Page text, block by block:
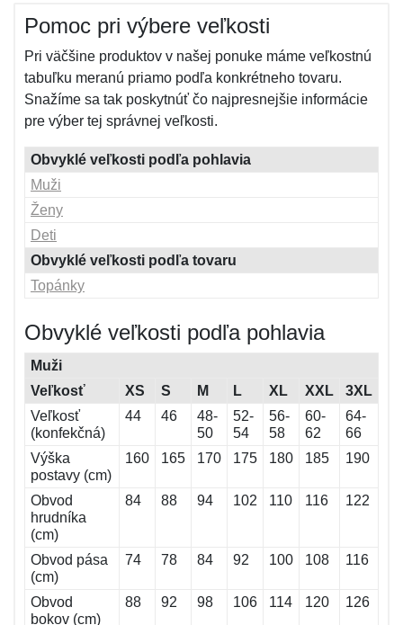
Pomoc pri výbere veľkosti
Pri väčšine produktov v našej ponuke máme veľkostnú
tabuľku meranú priamo podľa konkrétneho tovaru.
Snažíme sa tak poskytnúť čo najpresnejšie informácie
pre výber tej správnej veľkosti.
Obvyklé veľkosti podľa pohlavia
Muži
Ženy
Deti
Obvyklé veľkosti podľa tovaru
Topánky
Obvyklé veľkosti podľa pohlavia
Muži
Veľkosť
XS S M L XL XXL
3XL
Veľkosť
(konfekčná)
44 46
48-
50
52-
54
56-
58
60-
62
64-
66
Výška
postavy (cm)
160 165 170 175 180 185 190
Obvod
hrudníka
(cm)
84 88 94 102 110 116 122
Obvod pása
(cm)
74 78 84 92 100 108 116
Obvod
bokov (cm)
88 92 98 106 114 120 126